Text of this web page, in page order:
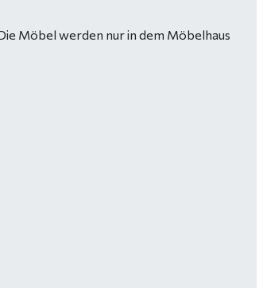
Möbel werden nur in dem Möbelhaus